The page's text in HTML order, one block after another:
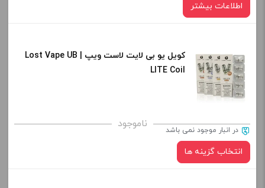
+
اطلاعات بیشتر
کویل یو بی لایت لاست ویپ | Lost Vape UB
LITE Coil
ناموجود در انبار موجود نمی باشد
انتخاب گزینه ها